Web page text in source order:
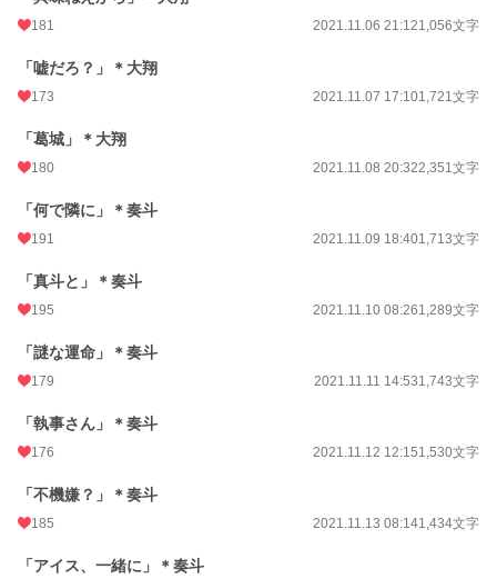
181 2021.11.06 21:121,056文字
「嘘だろ？」＊大翔
173 2021.11.07 17:101,721文字
「葛城」＊大翔
180 2021.11.08 20:322,351文字
「何で隣に」＊奏斗
191 2021.11.09 18:401,713文字
「真斗と」＊奏斗
195 2021.11.10 08:261,289文字
「謎な運命」＊奏斗
179 2021.11.11 14:531,743文字
「執事さん」＊奏斗
176 2021.11.12 12:151,530文字
「不機嫌？」＊奏斗
185 2021.11.13 08:141,434文字
「アイス、一緒に」＊奏斗